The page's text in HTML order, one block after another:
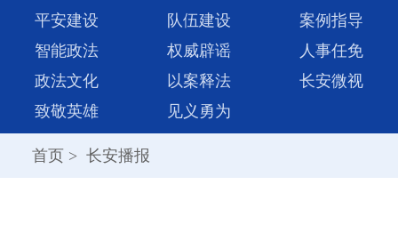
平安建设
队伍建设
案例指导
智能政法
权威辟谣
人事任免
政法文化
以案释法
长安微视
致敬英雄
见义勇为
首页 > 长安播报